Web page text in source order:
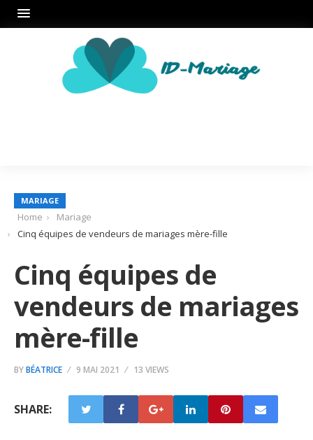
MARIAGE
Home
Mariage
Cinq équipes de vendeurs de mariages mère-fille
Cinq équipes de
vendeurs de mariages
mère-fille
BYBÉATRICE 9 MAI 2021 13 VIEWS
SHARE: